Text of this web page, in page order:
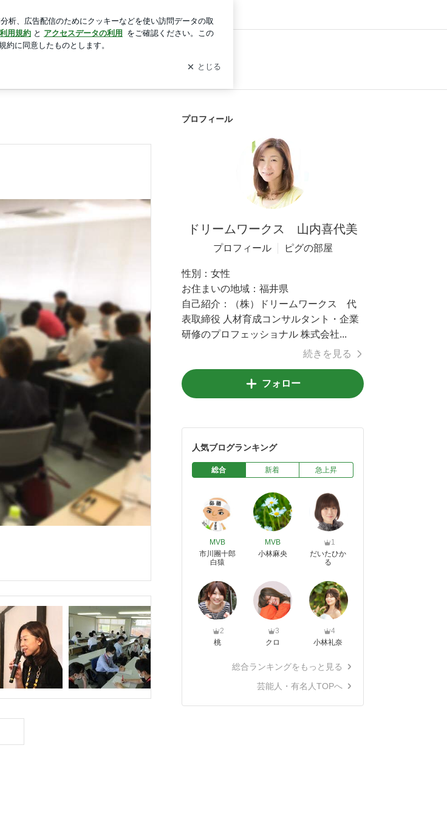
プロフィール
ドリームワークス 山内喜代美
プロフィール ピグの部屋
性別： 女性
お住まいの地域： 福井県
自己紹介：
（株）ドリームワークス 代
表取締役 人材育成コンサルタント・企業
研修のプロフェッショナル 株式会社...
続きを見る
フォロー
人気ブログランキング
総合 新着 急上昇
MVB
市川團十郎
白猿
MVB
小林麻央
1
だいたひか
る
2
桃
3
クロ
4
小林礼奈
総合ランキングをもっと見る
芸能人・有名人TOPへ